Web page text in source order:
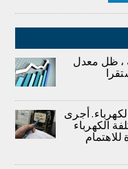
، ظل معدل
أجرى
الكهرباء